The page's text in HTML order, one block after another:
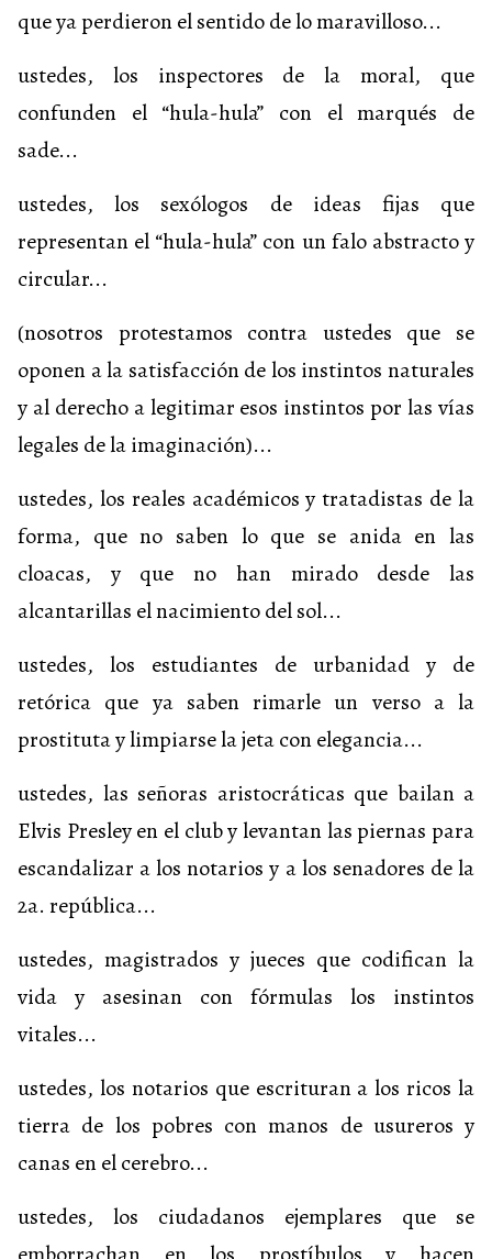
que ya perdieron el sentido de lo maravilloso...
ustedes, los inspectores de la moral, que
confunden el “hula-hula” con el marqués de
sade...
ustedes, los sexólogos de ideas fijas que
representan el “hula-hula” con un falo abstracto y
circular...
(nosotros protestamos contra ustedes que se
oponen a la satisfacción de los instintos naturales
y al derecho a legitimar esos instintos por las vías
legales de la imaginación)...
ustedes, los reales académicos y tratadistas de la
forma, que no saben lo que se anida en las
cloacas, y que no han mirado desde las
alcantarillas el nacimiento del sol...
ustedes, los estudiantes de urbanidad y de
retórica que ya saben rimarle un verso a la
prostituta y limpiarse la jeta con elegancia...
ustedes, las señoras aristocráticas que bailan a
Elvis Presley en el club y levantan las piernas para
escandalizar a los notarios y a los senadores de la
2a. república...
ustedes, magistrados y jueces que codifican la
vida y asesinan con fórmulas los instintos
vitales...
ustedes, los notarios que escrituran a los ricos la
tierra de los pobres con manos de usureros y
canas en el cerebro...
ustedes, los ciudadanos ejemplares que se